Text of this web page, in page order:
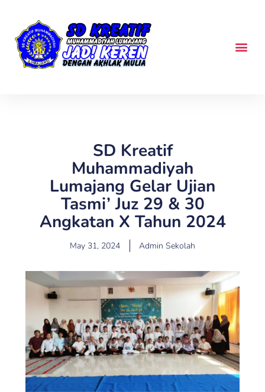
content
SD Kreatif
Muhammadiyah
Lumajang Gelar Ujian
Tasmi’ Juz 29 & 30
Angkatan X Tahun 2024
May 31, 2024 Admin Sekolah